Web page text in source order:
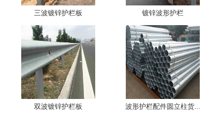
三波镀锌护栏板 镀锌波形护栏
双波镀锌护栏板 波形护栏配件圆立柱货...